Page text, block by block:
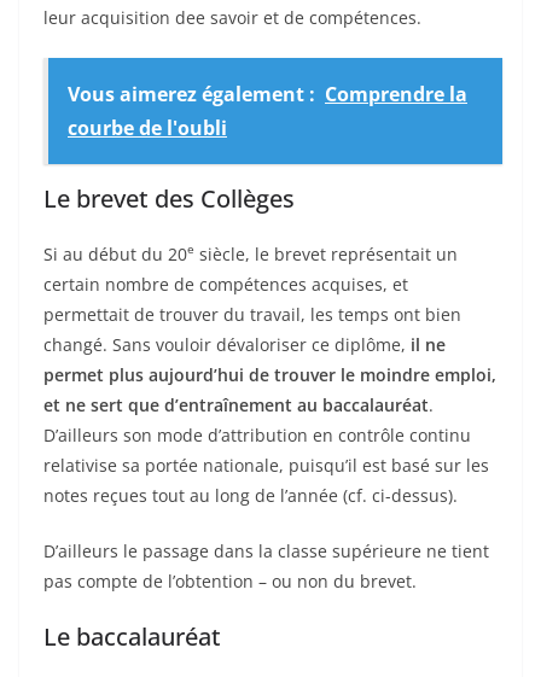
leur acquisition dee savoir et de compétences.
Vous aimerez également : Comprendre la
courbe de l'oubli
Le brevet des Collèges
Si au début du 20e siècle, le brevet représentait un
certain nombre de compétences acquises, et
permettait de trouver du travail, les temps ont bien
changé. Sans vouloir dévaloriser ce diplôme, il ne
permet plus aujourd’hui de trouver le moindre emploi,
et ne sert que d’entraînement au baccalauréat.
D’ailleurs son mode d’attribution en contrôle continu
relativise sa portée nationale, puisqu’il est basé sur les
notes reçues tout au long de l’année (cf. ci-dessus).
D’ailleurs le passage dans la classe supérieure ne tient
pas compte de l’obtention – ou non du brevet.
Le baccalauréat